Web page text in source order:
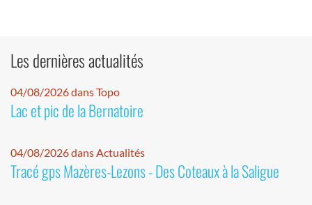
Les dernières actualités
04/08/2026 dans Topo
Lac et pic de la Bernatoire
04/08/2026 dans Actualités
Tracé gps Mazères-Lezons - Des Coteaux à la Saligue